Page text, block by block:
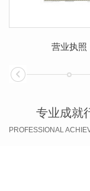
营业执照
专业成就
PROFESSIONAL